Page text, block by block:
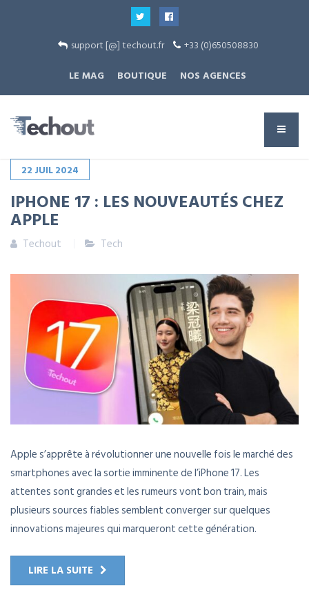
support [@] techout.fr
+33 (0)650508830
LE MAG
BOUTIQUE NOS AGENCES
22 JUIL2024
IPHONE 17 : LES NOUVEAUTÉS CHEZ
APPLE
Techout Tech
Apple s’apprête à révolutionner une nouvelle fois le marché des
smartphones avec la sortie imminente de l’iPhone 17. Les
attentes sont grandes et les rumeurs vont bon train, mais
plusieurs sources fiables semblent converger sur quelques
innovations majeures qui marqueront cette génération.
LIRE LA SUITE